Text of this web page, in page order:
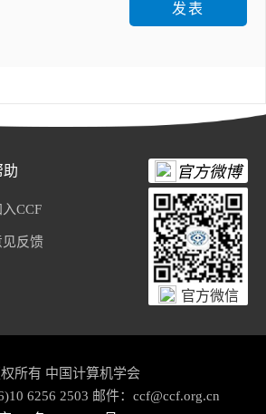
发表
助
入CCF
见反馈
官方微博
官方微信
所有 中国计算机学会
6256 2503 邮件：ccf@ccf.org.cn